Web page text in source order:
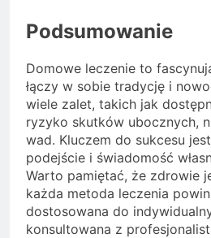
Podsumowanie
Domowe leczenie to
łączy w sobie tradycję i
wiele zalet, takich jak
ryzyko skutków ubocznych,
wad. Kluczem do sukcesu
podejście i świadomość
Warto pamiętać, że zdrowie
każda metoda leczenia
dostosowana do
konsultowana z